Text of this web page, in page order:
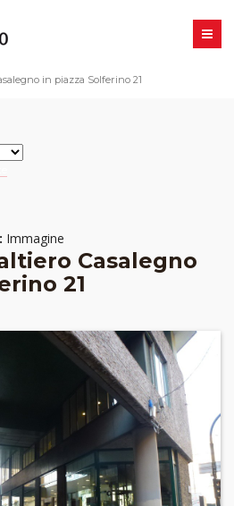
in piazza Solferino 21
Immagine
Casalegno
21